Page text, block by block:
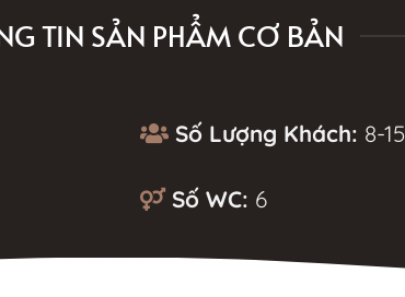
TIN SẢN PHẨM CƠ BẢN
Số Lượng Khách: 8-15
Số WC: 6